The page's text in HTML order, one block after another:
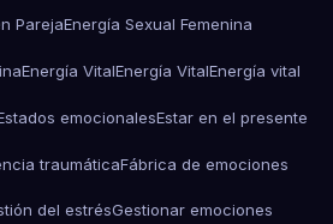
ParejaEnergía Sexual Femenina
Energía VitalEnergía VitalEnergía vital
emocionalesEstar en el presente
traumáticaFábrica de emociones
del estrésGestionar emociones